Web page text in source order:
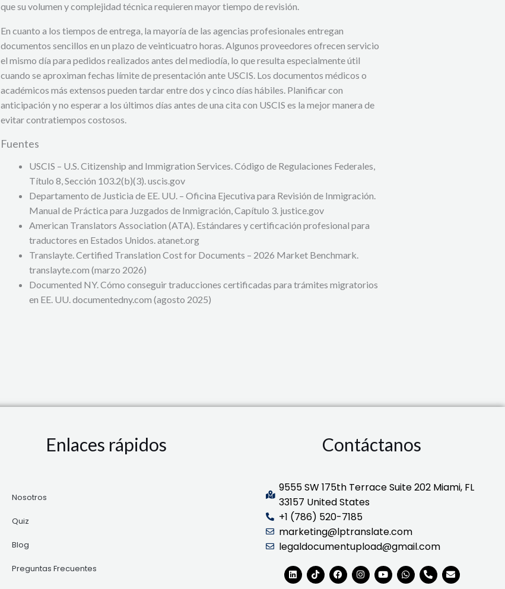
que su volumen y complejidad técnica requieren mayor tiempo de revisión.
En cuanto a los tiempos de entrega, la mayoría de las agencias profesionales entregan
documentos sencillos en un plazo de veinticuatro horas. Algunos proveedores ofrecen servicio
el mismo día para pedidos realizados antes del mediodía, lo que resulta especialmente útil
cuando se aproximan fechas límite de presentación ante USCIS. Los documentos médicos o
académicos más extensos pueden tardar entre dos y cinco días hábiles. Planificar con
anticipación y no esperar a los últimos días antes de una cita con USCIS es la mejor manera de
evitar contratiempos costosos.
Fuentes
USCIS – U.S. Citizenship and Immigration Services. Código de Regulaciones Federales,
Título 8, Sección 103.2(b)(3). uscis.gov
Departamento de Justicia de EE. UU. – Oficina Ejecutiva para Revisión de Inmigración.
Manual de Práctica para Juzgados de Inmigración, Capítulo 3. justice.gov
American Translators Association (ATA). Estándares y certificación profesional para
traductores en Estados Unidos. atanet.org
Translayte. Certified Translation Cost for Documents – 2026 Market Benchmark.
translayte.com (marzo 2026)
Documented NY. Cómo conseguir traducciones certificadas para trámites migratorios
en EE. UU. documentedny.com (agosto 2025)
Enlaces rápidos
Nosotros
Quiz
Blog
Preguntas Frecuentes
Contáctanos
9555 SW 175th Terrace Suite 202 Miami, FL
33157 United States
+1 (786) 520-7185
marketing@lptranslate.com
legaldocumentupload@gmail.com
L
i
T
i
F
a
I
n
Y
o
W
h
P
h
E
n